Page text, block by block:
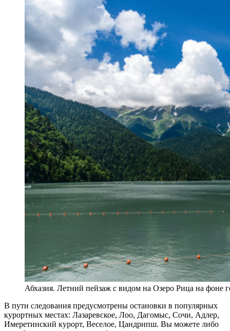
Абхазия. Летний пейзаж с видом на Озеро Рица на
В пути следования предусмотрены остановки в популярных
курортных местах: Лазаревское, Лоо, Дагомыс, Сочи, Адлер,
Имеретинский курорт, Веселое, Цандрипш. Вы можете либо